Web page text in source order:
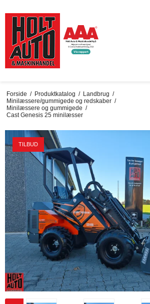
Forside / Produktkatalog / Landbrug /
Minilæssere/gummigede og redskaber /
Minilæssere og gummigede /
Cast Genesis 25 minilæsser
TILBUD